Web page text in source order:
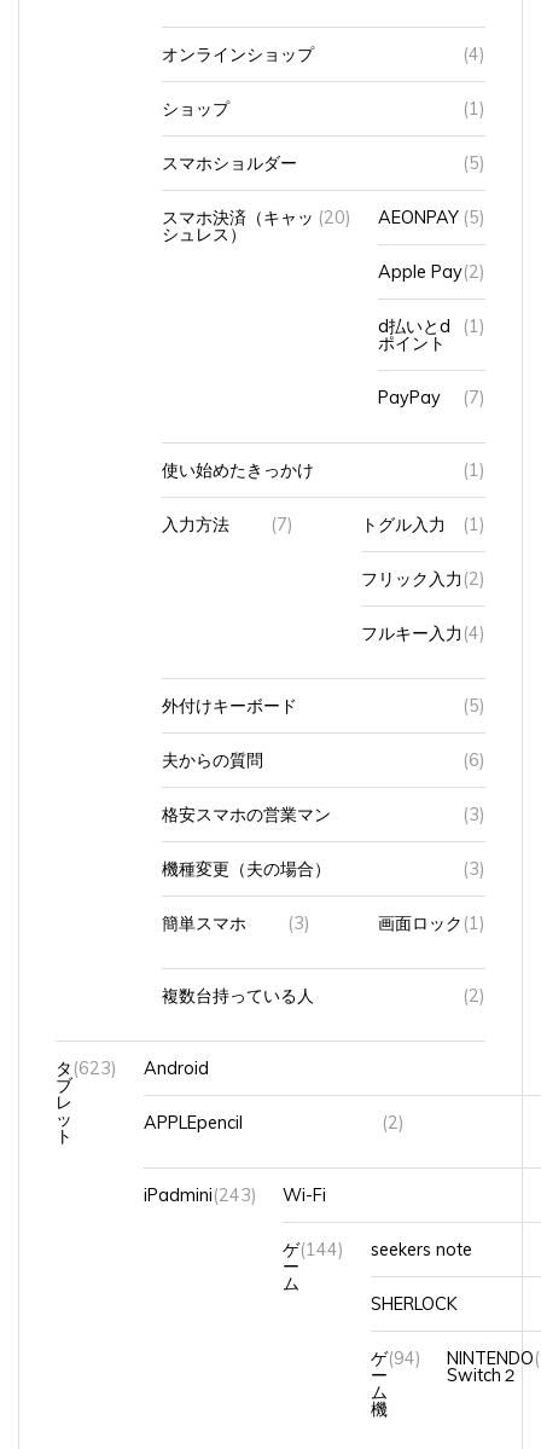
オンラインショップ (4)
ショップ (1)
スマホショルダー (5)
スマホ決済（キャッ
シュレス）
(20) AEONPAY (5)
Apple Pay(2)
d払いとd
ポイント
(1)
PayPay (7)
使い始めたきっかけ (1)
入力方法 (7) トグル入力 (1)
フリック入力 (2)
フルキー入力 (4)
外付けキーボード (5)
夫からの質問 (6)
格安スマホの営業マン (3)
機種変更（夫の場合） (3)
簡単スマホ (3) 画面ロック (1)
複数台持っている人 (2)
タ
ブ
レ
ッ
ト
(623) Android
APPLEpencil (2)
iPadmini(243) Wi-Fi
ゲ
ー
ム
(144) seekers note
SHERLOCK
ゲ
ー
ム
機
(94) NINTENDO
Switch２